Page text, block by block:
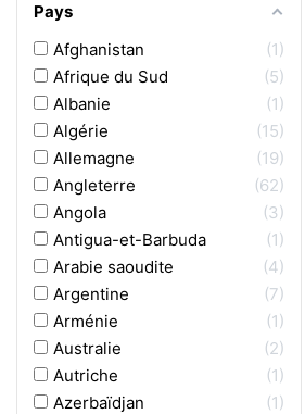
Pays
Afghanistan
1
Afrique du Sud
5
Albanie
1
Algérie
15
Allemagne
19
Angleterre
62
Angola
3
Antigua-et-Barbuda
1
Arabie saoudite
4
Argentine
7
Arménie
1
Australie
2
Autriche
1
Azerbaïdjan
1